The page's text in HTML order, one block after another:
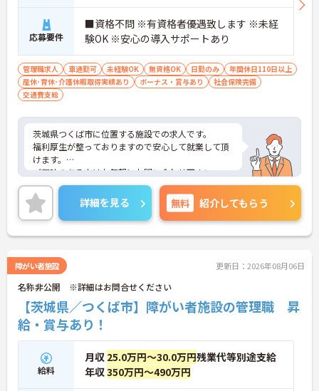
応募要件
■資格不問 ※有資格者優遇致します ※未経
験OK ※安心の導入サポートあり
管理職求人 車通勤可 未経験OK 無資格OK 日勤のみ
年間休日110日以上
産休･育休･介護休暇取得実績あり
ボーナス・賞与あり
社会保険完備
交通費支給
茨城県つくば市に位置する施設での求人です。
福利厚生が整っておりますので安心して就業して頂
けます。
ご興味のある方はお気軽にお問い合わせ下さい。
詳細を見る 無料 紹介してもらう
障がい者施設 更新日：2026年08月06日
名称非公開 ※詳細はお問合せください
【茨城県／つくば市】障がい者施設の管理職 昇
給・賞与あり！
給料
月収 25.0万円～30.0万円残業代等別途支給
年収350万円～490万円